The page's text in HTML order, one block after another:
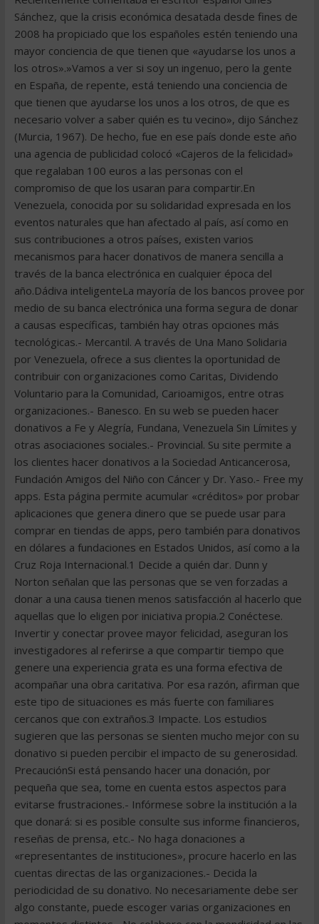
Sánchez, que la crisis económica desatada desde fines de
2008 ha propiciado que los españoles estén teniendo una
mayor conciencia de que tienen que «ayudarse los unos a
los otros».»Vamos a ver si soy un ingenuo, pero la gente
en España, de repente, está teniendo una conciencia de
que tienen que ayudarse los unos a los otros, de que es
necesario volver a saber quién es tu vecino», dijo Sánchez
(Murcia, 1967). De hecho, fue en ese país donde este año
una agencia de publicidad colocó «Cajeros de la felicidad»
que regalaban 100 euros a las personas con el
compromiso de que los usaran para compartir.En
Venezuela, conocida por su solidaridad expresada en los
eventos naturales que han afectado al país, así como en
sus contribuciones a otros países, existen varios
mecanismos para hacer donativos de manera sencilla a
través de la banca electrónica en cualquier época del
año.Dádiva inteligenteLa mayoría de los bancos provee por
medio de su banca electrónica una forma segura de donar
a causas específicas, también hay otras opciones más
tecnológicas.- Mercantil. A través de Una Mano Solidaria
por Venezuela, ofrece a sus clientes la oportunidad de
contribuir con organizaciones como Caritas, Dividendo
Voluntario para la Comunidad, Carioamigos, entre otras
organizaciones.- Banesco. En su web se pueden hacer
donativos a Fe y Alegría, Fundana, Venezuela Sin Límites y
otras asociaciones sociales.- Provincial. Su site permite a
los clientes hacer donativos a la Sociedad Anticancerosa,
Fundación Amigos del Niño con Cáncer y Dr. Yaso.- Free my
apps. Esta página permite acumular «créditos» por probar
aplicaciones que genera dinero que se puede usar para
comprar en tiendas de apps, pero también para donativos
en dólares a fundaciones en Estados Unidos, así como a la
Cruz Roja Internacional.1 Decide a quién dar. Dunn y
Norton señalan que las personas que se ven forzadas a
donar a una causa tienen menos satisfacción al hacerlo que
aquellas que lo eligen por iniciativa propia.2 Conéctese.
Invertir y conectar provee mayor felicidad, aseguran los
investigadores al referirse a que compartir tiempo que
genere una experiencia grata es una forma efectiva de
acompañar una obra caritativa. Por esa razón, afirman que
este tipo de situaciones es más fuerte con familiares
cercanos que con extraños.3 Impacte. Los estudios
sugieren que las personas se sienten mucho mejor con su
donativo si pueden percibir el impacto de su generosidad.
PrecauciónSi está pensando hacer una donación, por
pequeña que sea, tome en cuenta estos aspectos para
evitarse frustraciones.- Infórmese sobre la institución a la
que donará: si es posible consulte sus informe financieros,
reseñas de prensa, etc.- No haga donaciones a
«representantes de instituciones», procure hacerlo en las
cuentas directas de las organizaciones.- Decida la
periodicidad de su donativo. No necesariamente debe ser
algo constante, puede escoger varias organizaciones en